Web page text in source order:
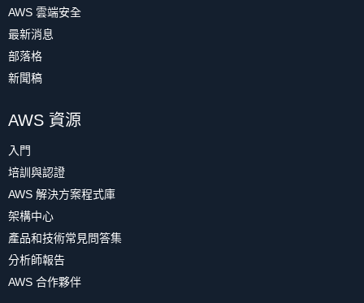
AWS 雲端安全
最新消息
部落格
新聞稿
AWS 資源
入門
培訓與認證
AWS 解決方案程式庫
架構中心
產品和技術常見問答集
分析師報告
AWS 合作夥伴